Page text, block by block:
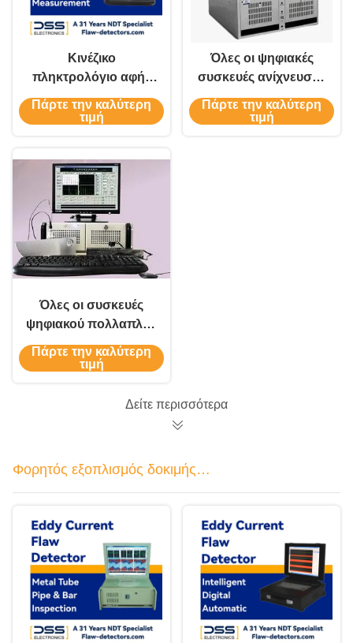
Κινέζικο
πληκτρολόγιο αφής
ψηφιακός υπερήχων
ανιχνευτής
Πάρτε την καλύτερη
τιμή
Όλες οι ψηφιακές
συσκευές ανίχνευσης
ελαττωμάτων με
υπερήχους
Πάρτε την καλύτερη
τιμή
Όλες οι συσκευές
ψηφιακού πολλαπλού
καναλιού
υπερηχητικού
ελαττωμάτων
Πάρτε την καλύτερη
τιμή
Δείτε περισσότερα
Φορητός εξοπλισμός δοκιμής
ρεύματος Eddy